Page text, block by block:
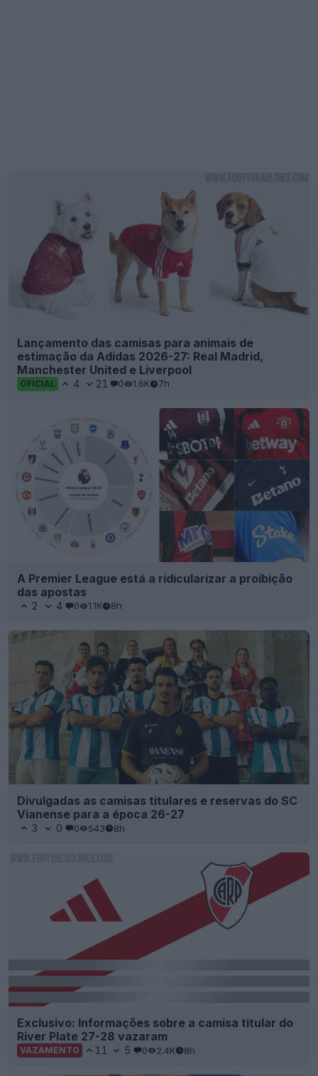
Lançamento das camisas para animais de
estimação da Adidas 2026-27: Real Madrid,
Manchester United e Liverpool
OFICIAL 4 21 0 1.6K 7h
A Premier League está a ridicularizar a proibição
das apostas
2 4 0 1.1K 8h
Divulgadas as camisas titulares e reservas do SC
Vianense para a época 26-27
3 0 0 543 8h
Exclusivo: Informações sobre a camisa titular do
River Plate 27-28 vazaram
VAZAMENTO 11 5 0 2.4K 8h